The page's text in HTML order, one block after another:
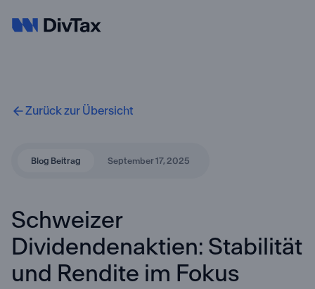
Zurück zur Übersicht
Blog Beitrag September 17, 2025
Schweizer
Dividendenaktien: Stabilität
und Rendite im Fokus